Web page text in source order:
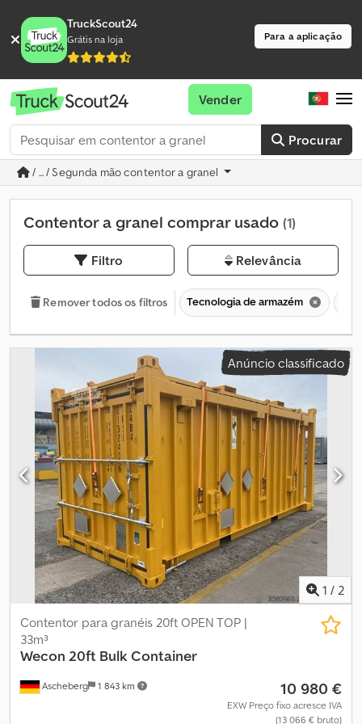
TruckScout24
Grátis na loja Para a aplicação
Procurar
Vender
/ ... / Segunda mão contentor a granel
Contentor a granel comprar usado (1)
Filtro Relevância
Remover todos os filtros Tecnologia de armazém
Anúncio classificado
1 / 2
Ascheberg 1 843 km
Contentor para granéis 20ft OPEN TOP |
33m³
Wecon 20ft Bulk Container
10 980 €
EXW Preço fixo acresce IVA
(13 066 € bruto)